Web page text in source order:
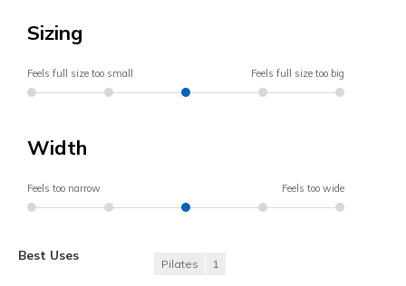
Sizing
Feels full size too small Feels full size too big
Width
Feels too narrow Feels too wide
Best Uses
Pilates 1